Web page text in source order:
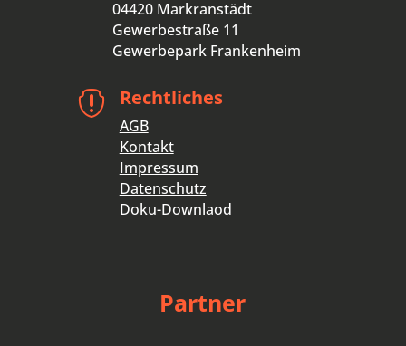
04420 Markranstädt
Gewerbestraße 11
Gewerbepark Frankenheim
 Rechtliches
AGB
Kontakt
Impressum
Datenschutz
Doku-Downlaod
Partner